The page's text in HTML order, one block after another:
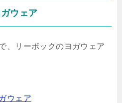
ウェア
、リーボックのヨガウェア
ウェア